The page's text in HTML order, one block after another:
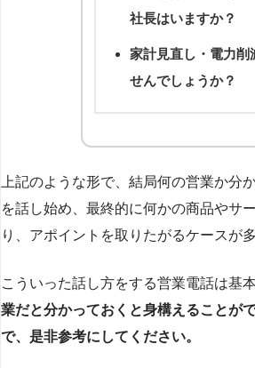
社長はいますか？
家計見直し・電力削
せんでしょうか？
上記のような形で、結局何の営業か分
を話し始め、最終的に何かの商品やサ
り、アポイントを取りたがるケースが
こういった話し方をする営業電話は基
業だと分かっておくと身構えることが
で、是非参考にしてください。